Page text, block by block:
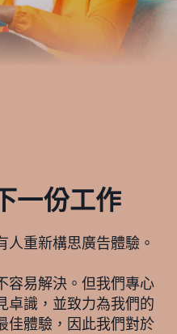
一份工作
重新構思廣告體驗。
容易解決。但我們專心
卓識，並致力為我們的
佳體驗，因此我們對於